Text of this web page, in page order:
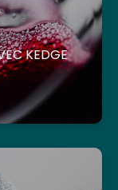
KEDGE